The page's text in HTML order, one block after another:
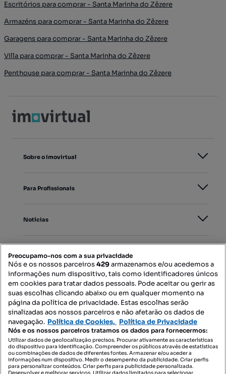
Escritórios para comprar - Santa Marinha do Zêzere
Armazéns para comprar - Santa Marinha do Zêzere
Garagens para comprar - Santa Marinha do Zêzere
Villa para comprar - Santa Marinha do Zêzere
Penthouse para comprar - Santa Marinha do Zêzere
Sobre o Imovirtual
Para Profissionais
Notícias
Mapa do Site
Contacte-nos
SIGA-NOS:
Preocupamo-nos com a sua privacidade
Nós e os nossos parceiros429armazenamos e/ou acedemos a
informações num dispositivo, tais como identificadores únicos
em cookies para tratar dados pessoais. Pode aceitar ou gerir as
suas escolhas clicando abaixo ou em qualquer momento na
página da política de privacidade. Estas escolhas serão
sinalizadas aos nossos parceiros e não afetarão os dados de
navegação. Política de Cookies, Política de Privacidade
Nós e os nossos parceiros tratamos os dados para fornecermos:
Utilizar dados de geolocalização precisos. Procurar ativamente as características
do dispositivo para identificação. Compreender os públicos através de estatísticas
ou combinações de dados de diferentes fontes. Armazenar e/ou aceder a
informações num dispositivo. Medir o desempenho da publicidade. Criar perfis
para personalizar conteúdos. Criar perfis para publicidade personalizada.